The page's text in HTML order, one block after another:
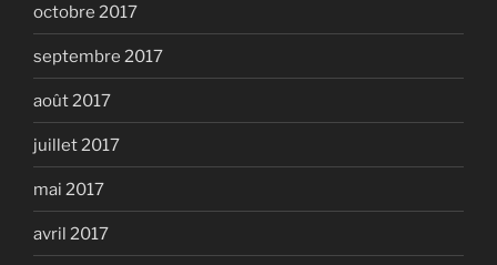
octobre 2017
septembre 2017
août 2017
juillet 2017
mai 2017
avril 2017